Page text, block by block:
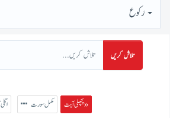
رُكوع
تلاش کریں
پچھلی آیت » مکمل سورت «